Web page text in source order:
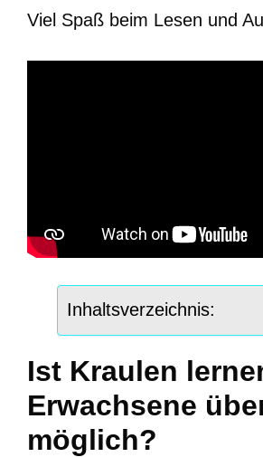
Viel Spaß beim Lesen und
Inhaltsverzeichnis:
Ist Kraulen
Erwachsene
möglich?